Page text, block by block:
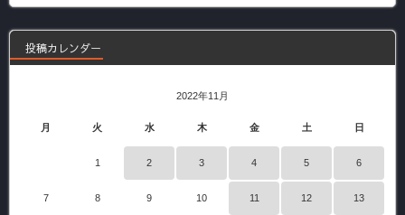
事
投稿カレンダー
2022年11月
月 火 水 木 金 土 日
1 2 3 4 5 6
7 8 9 10 11 12 13